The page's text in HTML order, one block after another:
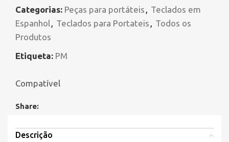
Categorias: Peças para portáteis , Teclados em
Espanhol, Teclados para Portateis , Todos os
Produtos
Etiqueta: PM
Compatível
Share:
Descrição